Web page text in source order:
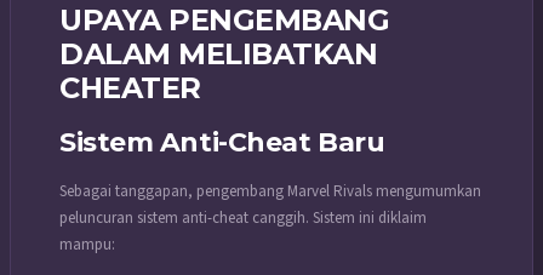
UPAYA PENGEMBANG
DALAM MELIBATKAN
CHEATER
Sistem Anti-Cheat Baru
Sebagai tanggapan, pengembang Marvel Rivals mengumumkan
peluncuran sistem anti-cheat canggih. Sistem ini diklaim
mampu: